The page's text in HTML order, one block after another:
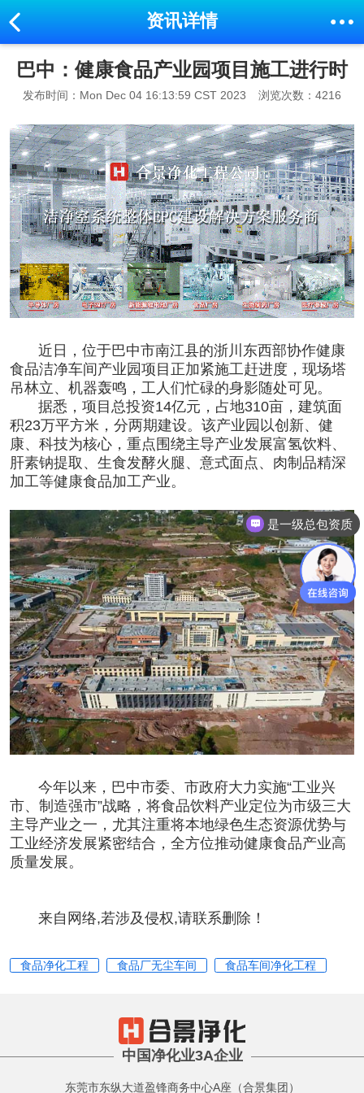
资讯详情
巴中：健康食品产业园项目施工进行时
发布时间：Mon Dec 04 16:13:59 CST 2023 浏览次数：4216
近日，位于巴中市南江县的浙川东西部协作健康
食品洁净车间 产业园项目正加紧施工赶进度，现场塔
吊林立、机器轰鸣，工人们忙碌的身影随处可见。
据悉，项目总投资14亿元，占地310亩，建筑面
积23万平方米，分两期建设。该产业园以创新、健
康、科技为核心，重点围绕主导产业发展富氢饮料、
肝素钠提取、生食发酵火腿、意式面点、肉制品精深
加工等健康食品加工产业。
今年以来，巴中市委、市政府大力实施“工业兴
市、制造强市”战略，将食品饮料产业定位为市级三大
主导产业之一，尤其注重将本地绿色生态资源优势与
工业经济发展紧密结合，全方位推动健康食品产业高
质量发展。
来自网络,若涉及侵权,请联系删除！
食品净化工程 食品厂无尘车间 食品车间净化工程
中国净化业3A企业
东莞市东纵大道盈锋商务中心A座（合景集团）
是一级总包资质